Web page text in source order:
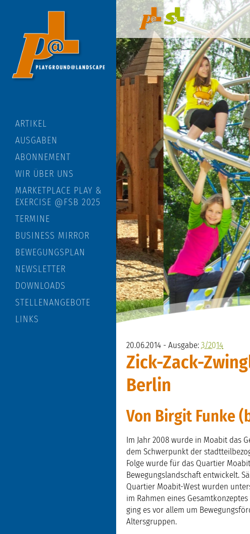
ARTIKEL
AUSGABEN
ABONNEMENT
WIR ÜBER UNS
MARKETPLACE PLAY &
EXERCISE @FSB 2025
TERMINE
BUSINESS MIRROR
BEWEGUNGSPLAN
NEWSLETTER
DOWNLOADS
STELLENANGEBOTE
LINKS
20.06.2014 - Ausgabe:3/2014
Zick-Zack-
Berlin
Von Birgit Funke
Im Jahr 2008 wurde in Moabit das
dem Schwerpunkt der
Folge wurde für das Quartier
Bewegungslandschaft entwickelt.
Quartier Moabit-West wurden
im Rahmen eines
ging es vor allem um
Altersgruppen.